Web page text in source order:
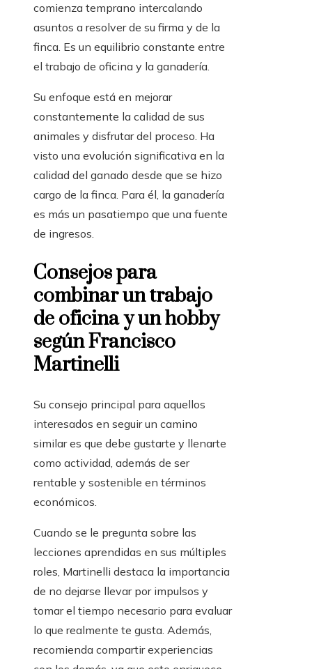
comienza temprano intercalando
asuntos a resolver de su firma y de la
finca. Es un equilibrio constante entre
el trabajo de oficina y la ganadería.
Su enfoque está en mejorar
constantemente la calidad de sus
animales y disfrutar del proceso. Ha
visto una evolución significativa en la
calidad del ganado desde que se hizo
cargo de la finca. Para él, la ganadería
es más un pasatiempo que una fuente
de ingresos.
Consejos para
combinar un trabajo
de oficina y un hobby
según Francisco
Martinelli
Su consejo principal para aquellos
interesados en seguir un camino
similar es que debe gustarte y llenarte
como actividad, además de ser
rentable y sostenible en términos
económicos.
Cuando se le pregunta sobre las
lecciones aprendidas en sus múltiples
roles, Martinelli destaca la importancia
de no dejarse llevar por impulsos y
tomar el tiempo necesario para evaluar
lo que realmente te gusta. Además,
recomienda compartir experiencias